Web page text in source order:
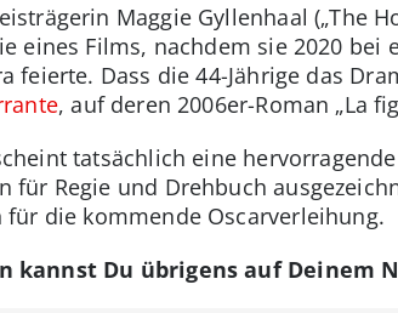
Maggie Gyllenhaal („The
eines Films, nachdem sie 2020 bei
feierte. Dass die 44-Jährige das
, auf deren 2006er-Roman „La
tatsächlich eine
für Regie und Drehbuch
für die kommende Oscarverleihung.
kannst Du übrigens auf Deinem